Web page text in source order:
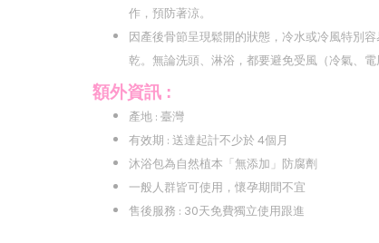
作，預防著涼。
因產後骨節呈現鬆開的狀態，冷水或冷風特別
乾。無論洗頭、淋浴，都要避免受風（冷氣、電
額外資訊 :
產地 : 臺灣
有效期 : 送達起計不少於 4個月
沐浴包為自然植本「無添加」防腐劑
一般人群皆可使用，懷孕期間不宜
售後服務 : 30天免費獨立使用跟進